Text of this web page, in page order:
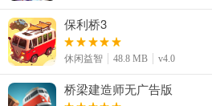
保利桥3
休闲益智 48.8 MB v4.0
桥梁建造师无广告版